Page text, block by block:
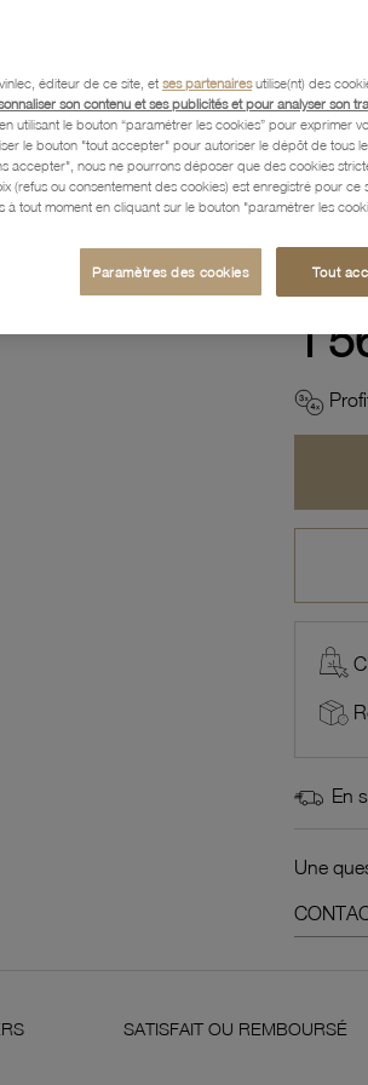
1
En
Une
OU REMBOURSÉ OR 18
éditeur de ce site, et ses partenairesutilise(nt) des
son contenu et ses publicités et pour analyser son
utilisant le bouton “paramétrer les cookies” pour exprimer
le bouton "tout accepter" pour autoriser le dépôt de tous
accepter", nous ne pourrons déposer que des cookies
(refus ou consentement des cookies) est enregistré pour
à tout moment en cliquant sur le bouton "paramétrer les
Paramètres des cookies Tout